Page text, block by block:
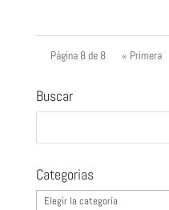
Página 8 de 8 « Primera
Buscar
Categorias
Categorias